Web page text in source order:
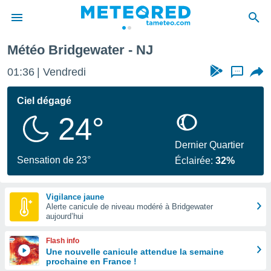
de
Météo Bridgewater - NJ
01:36 Vendredi ...
Ciel dégagé
24°
Sensation de 23°
Dernier Quartier
Éclairée:32%
Vigilance jaune
Alerte canicule de niveau modéré à Bridgewater
aujourd’hui
Flash info
Une nouvelle canicule attendue la semaine
prochaine en France !